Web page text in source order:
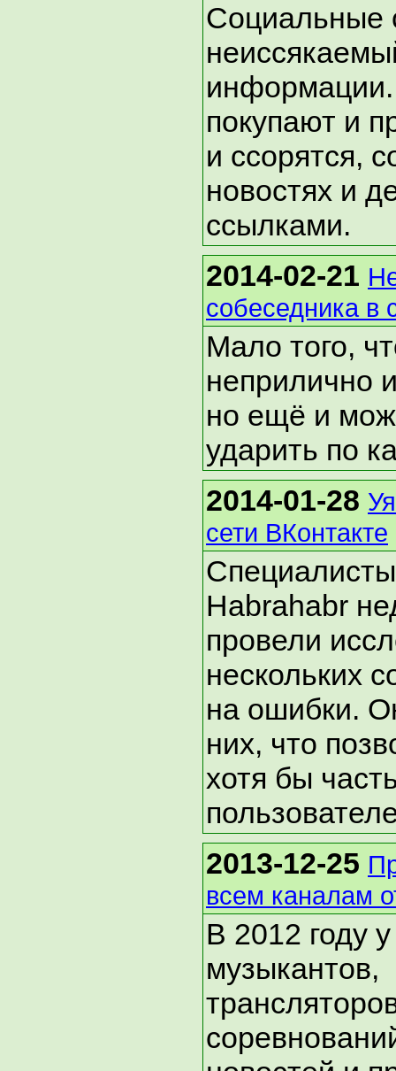
Социальные
покупают и
и ссорятся,
новостях и
ссылками.
2014-02-21
собеседника в
Мало того,
неприлично
но ещё и
ударить по
2014-01-28
сети ВКонтакте
Habrahabr
провели
нескольких
на ошибки.
них, что
хотя бы
2013-12-25
всем каналам
В 2012 году у
музыкантов,